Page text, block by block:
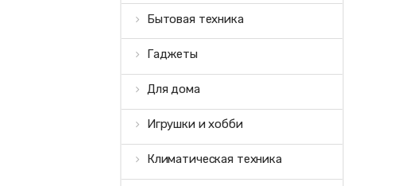
Бытовая техника
Гаджеты
Для дома
Игрушки и хобби
Климатическая техника